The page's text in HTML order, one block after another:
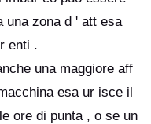
una zona d ' att esa
enti .
una maggiore aff
esa ur isce il
ore di punta , o se un